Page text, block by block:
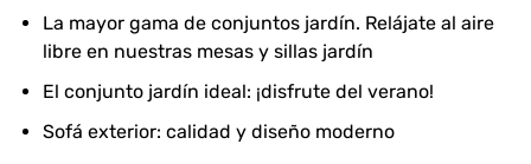
La mayor gama de conjuntos jardín. Relájate al aire
libre en nuestras mesas y sillas jardín
El conjunto jardín ideal: ¡disfrute del verano!
Sofá exterior: calidad y diseño moderno